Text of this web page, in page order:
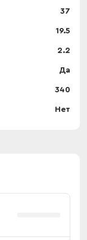
37
19.5
2.2
Да
340
Нет